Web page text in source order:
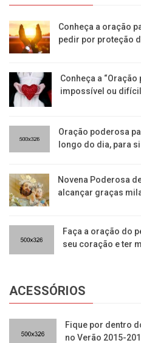
Conheça a oração
pedir por proteção
Conheça a
impossível ou
Oração poderosa
longo do dia, para
Novena Poderosa
alcançar graças
Faça a oração do
seu coração e ter
ACESSÓRIOS
​Fique por dentro
no Verão 2015-